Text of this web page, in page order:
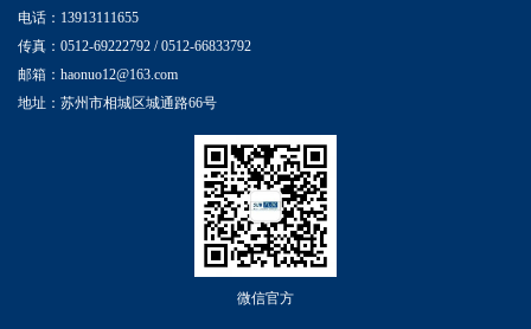
电话：13913111655
传真：0512-69222792 / 0512-66833792
邮箱：haonuo12@163.com
地址：苏州市相城区城通路66号
微信官方